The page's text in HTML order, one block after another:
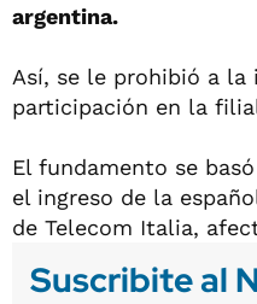
argentina.
Así, se le prohibió a
participación en la
El fundamento se
el ingreso de la
de Telecom Italia,
Suscribite al